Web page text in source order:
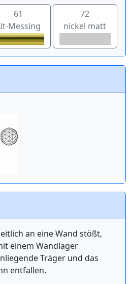
61
Messing
72
nickel matt
an eine Wand stößt,
einem Wandlager
Träger und das
entfallen.